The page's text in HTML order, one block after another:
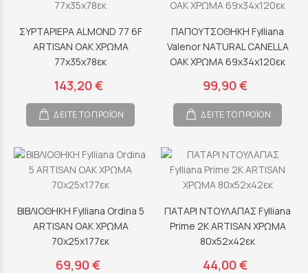
ΣΥΡΤΑΡΙΕΡΑ ALMOND 77 6F
ARTISAN OAK ΧΡΩΜΑ
77x35x78εκ
143,20 €
ΔΕΙΤΕ ΤΟ ΠΡΟΪΟΝ
ΠΑΠΟΥΤΣΟΘΗΚΗ Fylliana
Valenor NATURAL CANELLA
OAK ΧΡΩΜΑ 69x34x120εκ
99,90 €
ΔΕΙΤΕ ΤΟ ΠΡΟΪΟΝ
ΒΙΒΛΙΟΘΗΚΗ Fylliana Ordina 5
ARTISAN OAK ΧΡΩΜΑ
70x25x177εκ
69,90 €
ΠΑΤΑΡΙ ΝΤΟΥΛΑΠΑΣ Fylliana
Prime 2K ARTISAN ΧΡΩΜΑ
80x52x42εκ
44,00 €